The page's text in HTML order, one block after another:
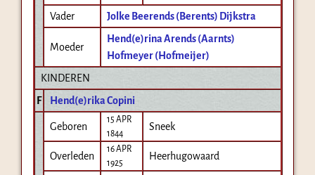
Vader
Jolke Beerends (Berents) Dijkstra
Moeder
Hend(e)rina Arends (Aarnts)
Hofmeyer (Hofmeijer)
KINDEREN
F
Hend(e)rika Copini
Geboren
15 APR
1844
Sneek
Overleden
16 APR
1925
Heerhugowaard